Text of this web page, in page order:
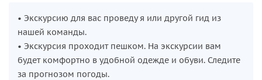
• Экскурсию для вас проведу я или другой гид из
нашей команды.
• Экскурсия проходит пешком. На экскурсии вам
будет комфортно в удобной одежде и обуви. Следите
за прогнозом погоды.